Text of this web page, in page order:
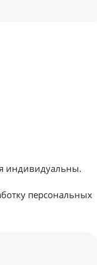
индивидуальны.
персональных